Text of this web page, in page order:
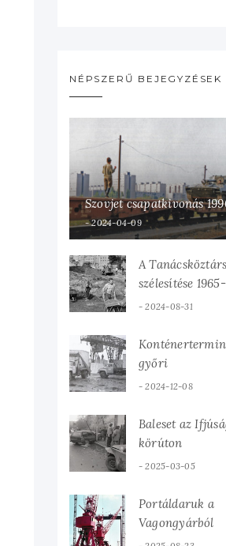
NÉPSZERŰ BEJEGYZÉSEK
Szovjet csapatkivonás
2024-04-09
A
szélesítése
2024-08-31
győri
2024-12-08
Baleset az
körúton
2025-03-05
Portáldaruk a
Vagongyárból